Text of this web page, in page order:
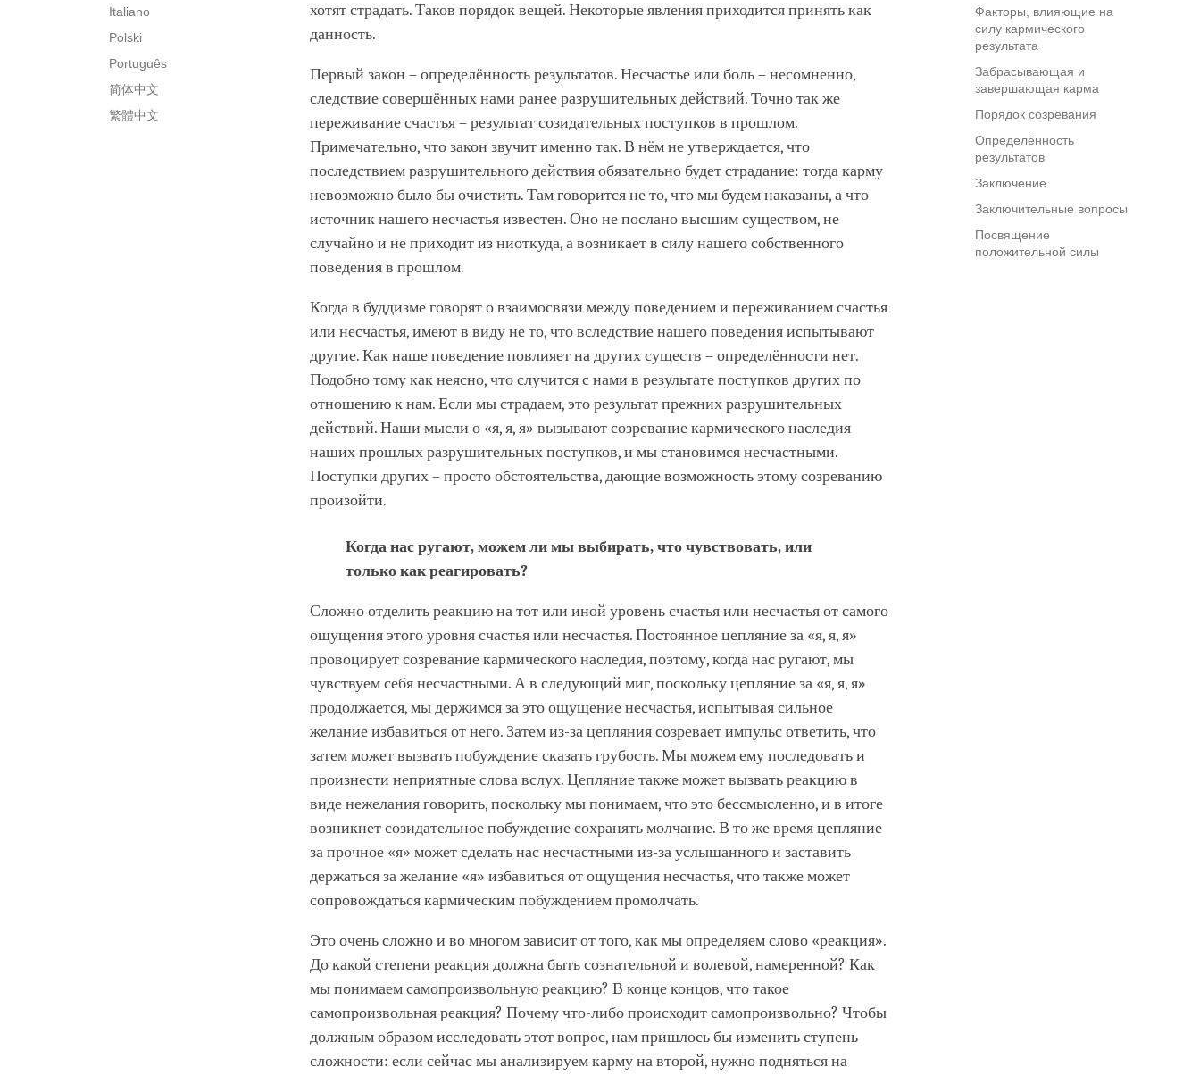
Факторы, влияющие на
силу кармического
результата
Забрасывающая и
завершающая карма
Порядок созревания
Определённость
результатов
Заключение
Заключительные вопросы
Посвящение
положительной силы
Italiano
Polski
Português
简体中文
繁體中文
хотят страдать. Таков порядок вещей. Некоторые явления приходится принять как
данность.
Первый закон – определённость результатов. Несчастье или боль – несомненно,
следствие совершённых нами ранее разрушительных действий. Точно так же
переживание счастья – результат созидательных поступков в прошлом.
Примечательно, что закон звучит именно так. В нём не утверждается, что
последствием разрушительного действия обязательно будет страдание: тогда карму
невозможно было бы очистить. Там говорится не то, что мы будем наказаны, а что
источник нашего несчастья известен. Оно не послано высшим существом, не
случайно и не приходит из ниоткуда, а возникает в силу нашего собственного
поведения в прошлом.
Когда в буддизме говорят о взаимосвязи между поведением и переживанием счастья
или несчастья, имеют в виду не то, что вследствие нашего поведения испытывают
другие. Как наше поведение повлияет на других существ – определённости нет.
Подобно тому как неясно, что случится с нами в результате поступков других по
отношению к нам. Если мы страдаем, это результат прежних разрушительных
действий. Наши мысли о «я, я, я» вызывают созревание кармического наследия
наших прошлых разрушительных поступков, и мы становимся несчастными.
Поступки других – просто обстоятельства, дающие возможность этому созреванию
произойти.
Когда нас ругают, можем ли мы выбирать, что чувствовать, или
только как реагировать?
Сложно отделить реакцию на тот или иной уровень счастья или несчастья от самого
ощущения этого уровня счастья или несчастья. Постоянное цепляние за «я, я, я»
провоцирует созревание кармического наследия, поэтому, когда нас ругают, мы
чувствуем себя несчастными. А в следующий миг, поскольку цепляние за «я, я, я»
продолжается, мы держимся за это ощущение несчастья, испытывая сильное
желание избавиться от него. Затем из-за цепляния созревает импульс ответить, что
затем может вызвать побуждение сказать грубость. Мы можем ему последовать и
произнести неприятные слова вслух. Цепляние также может вызвать реакцию в
виде нежелания говорить, поскольку мы понимаем, что это бессмысленно, и в итоге
возникнет созидательное побуждение сохранять молчание. В то же время цепляние
за прочное «я» может сделать нас несчастными из-за услышанного и заставить
держаться за желание «я» избавиться от ощущения несчастья, что также может
сопровождаться кармическим побуждением промолчать.
Это очень сложно и во многом зависит от того, как мы определяем слово «реакция».
До какой степени реакция должна быть сознательной и волевой, намеренной? Как
мы понимаем самопроизвольную реакцию? В конце концов, что такое
самопроизвольная реакция? Почему что-либо происходит самопроизвольно? Чтобы
должным образом исследовать этот вопрос, нам пришлось бы изменить ступень
сложности: если сейчас мы анализируем карму на второй, нужно подняться на